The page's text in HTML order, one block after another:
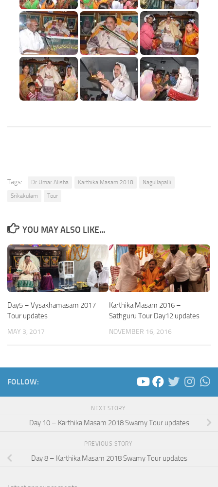
Tags: Dr Umar Alisha Karthika Masam 2018
Nagullapalli
Srikakulam
Tour
YOU MAY ALSO LIKE...
Day5 – Vysakhamasam 2017
Tour updates
MAY 3, 2017
Karthika Masam 2016 –
Sathguru Tour Day12 updates
NOVEMBER 16, 2016
FOLLOW:
NEXT STORY
Day 10 – Karthika Masam 2018 Swamy Tour updates
PREVIOUS STORY
Day 8 – Karthika Masam 2018 Swamy Tour updates